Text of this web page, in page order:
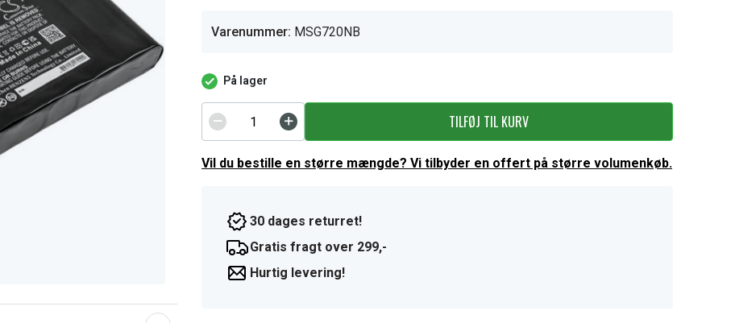
Varenummer: MSG720NB
På lager
TILFØJ TIL KURV
Vil du bestille en større mængde? Vi tilbyder en offert på større volumenkøb.
30 dages returret!
Gratis fragt over 299,-
Hurtig levering!